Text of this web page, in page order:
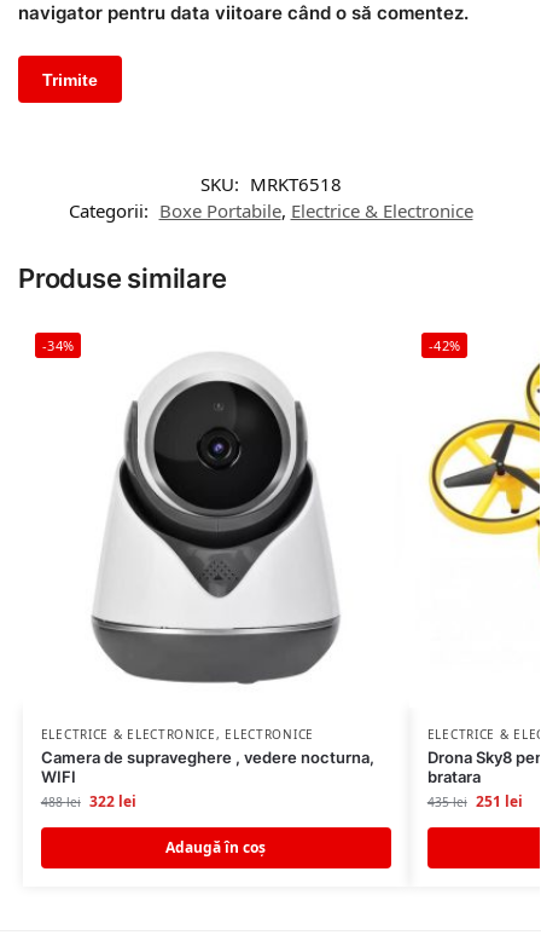
navigator pentru data viitoare când o să comentez.
SKU: MRKT6518
Categorii: Boxe Portabile, Electrice & Electronice
Produse similare
-34%
ELECTRICE & ELECTRONICE, ELECTRONICE
Camera de supraveghere , vedere nocturna,
WIFI
488lei 322 lei
Adaugă în coș
-42%
ELECTRICE &
Drona Sky8
bratara
435lei 251 lei